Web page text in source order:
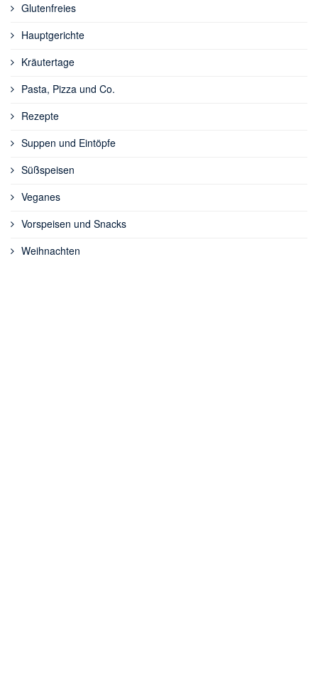
Glutenfreies
Hauptgerichte
Kräutertage
Pasta, Pizza und Co.
Rezepte
Suppen und Eintöpfe
Süßspeisen
Veganes
Vorspeisen und Snacks
Weihnachten